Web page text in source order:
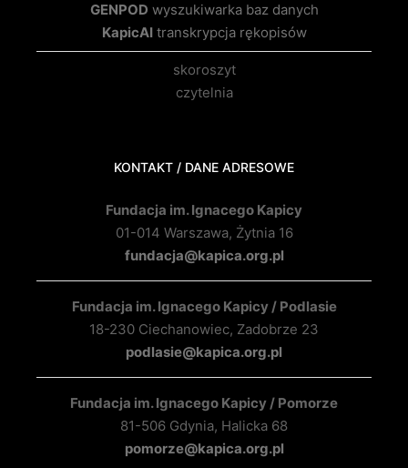
GENPOD wyszukiwarka baz danych
KapicAItranskrypcja rękopisów
skoroszyt
czytelnia
KONTAKT / DANE ADRESOWE
Fundacja im. Ignacego Kapicy
01-014 Warszawa, Żytnia 16
fundacja@kapica.org.pl
Fundacja im. Ignacego Kapicy / Podlasie
18-230 Ciechanowiec, Zadobrze 23
podlasie@kapica.org.pl
Fundacja im. Ignacego Kapicy / Pomorze
81-506 Gdynia, Halicka 68
pomorze@kapica.org.pl